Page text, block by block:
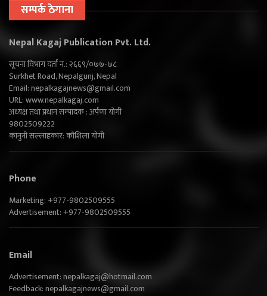
सम्पर्क ठेगाना
Nepal Kagaj Publication Pvt. Ltd.
सूचना विभाग दर्ता नं.: २६६९/०७७-७८
Surkhet Road, Nepalgunj, Nepal
Email:nepalkagajnews@gmail.com
URL: www.nepalkagaj.com
अध्यक्ष तथा प्रधान सम्पादक : अर्पणा योगी
9802509222
कानुनी सल्लाहकार: कौशिला योगी
Phone
Marketing: +977-9802509555
Advertisement: +977-9802509555
Email
Advertisement:nepalkagaj@hotmail.com
Feedback:nepalkagajnews@gmail.com